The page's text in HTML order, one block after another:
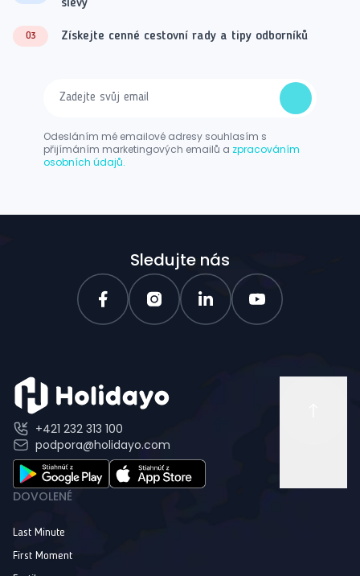
slevy
03 Získejte cenné cestovní rady a tipy odborníků
Odesláním mé emailové adresy souhlasím s
přijímáním marketingových emailů a zpracováním
osobních údajů.
Sledujte nás
+421 232 313 100
podpora@holidayo.com
DOVOLENÉ
Last Minute
First Moment